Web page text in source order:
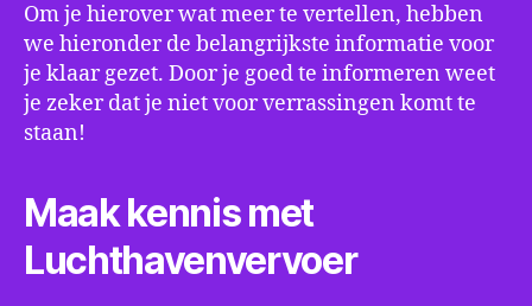
Om je hierover wat meer te vertellen, hebben
we hieronder de belangrijkste informatie voor
je klaar gezet. Door je goed te informeren weet
je zeker dat je niet voor verrassingen komt te
staan!
Maak kennis met
Luchthavenvervoer